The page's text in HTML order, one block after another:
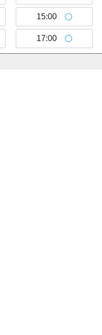
15:00
17:00
Rights Reserved